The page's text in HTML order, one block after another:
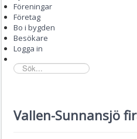
Föreningar
Företag
Bo i bygden
Besökare
Logga in
sök...
Vallen-Sunnansjö